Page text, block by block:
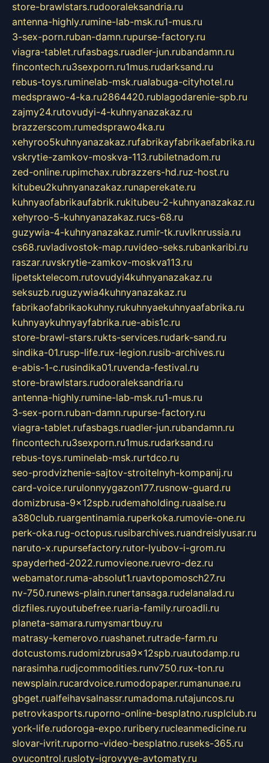
store-brawlstars.rudooraleksandria.ru
antenna-highly.rumine-lab-msk.ru1-mus.ru
3-sex-porn.ruban-damn.rupurse-factory.ru
viagra-tablet.rufasbags.ruadler-jun.rubandamn.ru
fincontech.ru3sexporn.ru1mus.rudarksand.ru
rebus-toys.ruminelab-msk.rualabuga-cityhotel.ru
medsprawo-4-ka.ru2864420.rublagodarenie-spb.ru
zajmy24.rutovudyi-4-kuhnyanazakaz.ru
brazzerscom.rumedsprawo4ka.ru
xehyroo5kuhnyanazakaz.rufabrikayfabrikaefabrika.ru
vskrytie-zamkov-moskva-113.rubiletnadom.ru
zed-online.rupimchax.rubrazzers-hd.ruz-host.ru
kitubeu2kuhnyanazakaz.runaperekate.ru
kuhnyaofabrikaufabrik.rukitubeu-2-kuhnyanazakaz.ru
xehyroo-5-kuhnyanazakaz.rucs-68.ru
guzywia-4-kuhnyanazakaz.rumir-tk.ruvlknrussia.ru
cs68.ruvladivostok-map.ruvideo-seks.rubankaribi.ru
raszar.ruvskrytie-zamkov-moskva113.ru
lipetsktelecom.rutovudyi4kuhnyanazakaz.ru
seksuzb.ruguzywia4kuhnyanazakaz.ru
fabrikaofabrikaokuhny.rukuhnyaekuhnyaafabrika.ru
kuhnyaykuhnyayfabrika.rue-abis1c.ru
store-brawl-stars.rukts-services.rudark-sand.ru
sindika-01.rusp-life.rux-legion.rusib-archives.ru
e-abis-1-c.rusindika01.ruvenda-festival.ru
store-brawlstars.rudooraleksandria.ru
antenna-highly.rumine-lab-msk.ru1-mus.ru
3-sex-porn.ruban-damn.rupurse-factory.ru
viagra-tablet.rufasbags.ruadler-jun.rubandamn.ru
fincontech.ru3sexporn.ru1mus.rudarksand.ru
rebus-toys.ruminelab-msk.rurtdco.ru
seo-prodvizhenie-sajtov-stroitelnyh-kompanij.ru
card-voice.rurulonnyygazon177.rusnow-guard.ru
domizbrusa-9x12spb.rudemaholding.ruaalse.ru
a380club.ruargentinamia.ruperkoka.rumovie-one.ru
perk-oka.rug-octopus.rusibarchives.ruandreislyusar.ru
naruto-x.rupursefactory.rutor-lyubov-i-grom.ru
spayderhed-2022.rumovieone.ruevro-dez.ru
webamator.ruma-absolut1.ruavtopomosch27.ru
nv-750.runews-plain.runertansaga.rudelanalad.ru
dizfiles.ruyoutubefree.ruaria-family.ruroadli.ru
planeta-samara.rumysmartbuy.ru
matrasy-kemerovo.ruashanet.rutrade-farm.ru
dotcustoms.rudomizbrusa9x12spb.ruautodamp.ru
narasimha.rudjcommodities.runv750.rux-ton.ru
newsplain.rucardvoice.rumodopaper.rumanunae.ru
gbget.rualfeihavsalnassr.rumadoma.rutajuncos.ru
petrovkasports.ruporno-online-besplatno.rusplclub.ru
york-life.rudoroga-expo.ruribery.rucleanmedicine.ru
slovar-ivrit.ruporno-video-besplatno.ruseks-365.ru
ovucontrol.rusloty-igrovyye-avtomaty.ru